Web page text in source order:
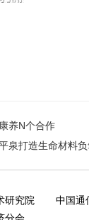
养N个合作
泉打造生命材料
研究院 中国通